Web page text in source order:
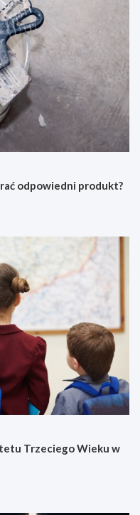
odpowiedni produkt?
Trzeciego Wieku w